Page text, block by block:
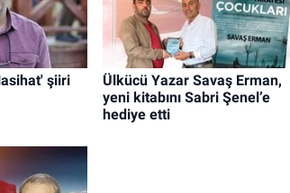
şiiri
Ülkücü Yazar Savaş Erman,
yeni kitabını Sabri Şenel’e
hediye etti